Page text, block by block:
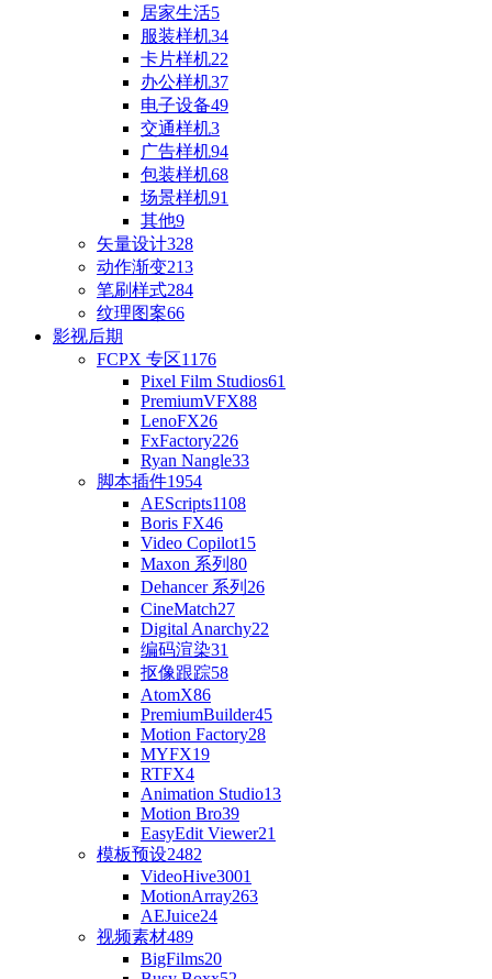
居家生活5
服装样机34
卡片样机22
办公样机37
电子设备49
交通样机3
广告样机94
包装样机68
场景样机91
其他9
矢量设计328
动作渐变213
笔刷样式284
纹理图案66
影视后期
FCPX 专区1176
Pixel Film Studios61
PremiumVFX88
LenoFX26
FxFactory226
Ryan Nangle33
脚本插件1954
AEScripts1108
Boris FX46
Video Copilot15
Maxon 系列 80
Dehancer 系列 26
CineMatch27
Digital Anarchy22
编码渲染31
抠像跟踪58
AtomX86
PremiumBuilder45
Motion Factory28
MYFX19
RTFX4
Animation Studio13
Motion Bro39
EasyEdit Viewer21
模板预设2482
VideoHive3001
MotionArray263
AEJuice24
视频素材489
BigFilms20